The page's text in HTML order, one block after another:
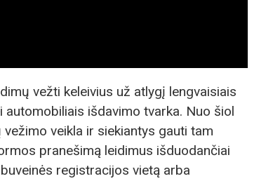
vežti keleivius už atlygį lengvaisiais
išdavimo tvarka. Nuo šiol
veikla ir siekiantys gauti tam
pranešimą leidimus išduodančiai
registracijos vietą arba